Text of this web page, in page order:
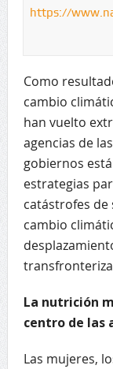
https://
Como
cambio
han vuelto
agencias de
gobiernos
estrategias
catástrofes
cambio
La nutrición
centro de las
Las mujeres,